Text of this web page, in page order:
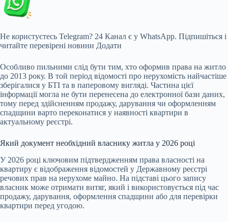
Не користуєтесь Telegram? 24 Канал є у WhatsApp. Підпишіться і
читайте перевірені новини Додати
Особливо пильними слід бути тим, хто оформив права на житло
до 2013 року. В той період відомості про нерухомість найчастіше
зберігалися у БТІ та в паперовому вигляді. Частина цієї
інформації могла не бути перенесена до електронної бази даних,
тому перед здійсненням продажу, дарування чи оформленням
спадщини варто переконатися у наявності квартири в
актуальному реєстрі.
Який документ необхідний власнику житла у 2026 році
У 2026 році ключовим підтвердженням права власності на
квартиру є відображення відомостей у Державному реєстрі
речових прав на нерухоме майно. На підставі цього запису
власник може отримати витяг, який і використовується під час
продажу, дарування, оформлення спадщини або для перевірки
квартири перед угодою.